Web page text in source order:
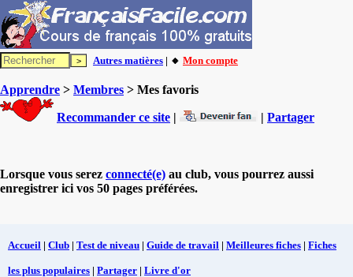
Autres matières | 🔸 Mon compte
Apprendre > Membres > Mes favoris
Recommander ce site | | Partager
Lorsque vous serez connecté(e) au club, vous pourrez aussi
enregistrer ici vos 50 pages préférées.
Accueil | Club | Test de niveau | Guide de travail | Meilleures fiches | Fiches
les plus populaires | Partager | Livre d'or